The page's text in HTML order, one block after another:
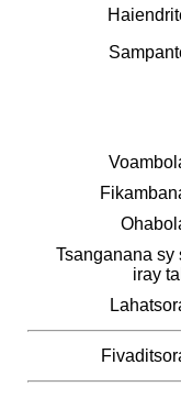
Tsanganana sy
iray